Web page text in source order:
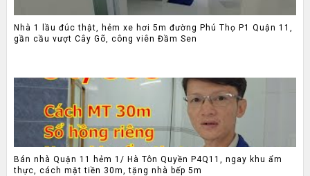
Nhà 1 lầu đúc thật, hẻm xe hơi 5m đường Phú Thọ P1 Quận 11,
gần cầu vượt Cây Gõ, công viên Đầm Sen
Bán nhà Quận 11 hẻm 1/ Hà Tôn Quyền P4Q11, ngay khu ẩm
thực, cách mặt tiền 30m, tặng nhà bếp 5m